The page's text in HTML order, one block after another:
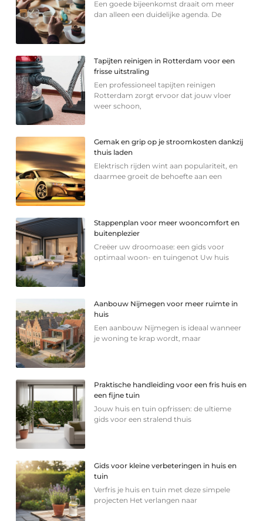
Een goede bijeenkomst draait om meer
dan alleen een duidelijke agenda. De
Tapijten reinigen in Rotterdam voor een
frisse uitstraling
Een professioneel tapijten reinigen
Rotterdam zorgt ervoor dat jouw vloer
weer schoon,
Gemak en grip op je stroomkosten dankzij
thuis laden
Elektrisch rijden wint aan populariteit, en
daarmee groeit de behoefte aan een
Stappenplan voor meer wooncomfort en
buitenplezier
Creëer uw droomoase: een gids voor
optimaal woon- en tuingenot Uw huis
Aanbouw Nijmegen voor meer ruimte in
huis
Een aanbouw Nijmegen is ideaal wanneer
je woning te krap wordt, maar
Praktische handleiding voor een fris huis en
een fijne tuin
Jouw huis en tuin opfrissen: de ultieme
gids voor een stralend thuis
Gids voor kleine verbeteringen in huis en
tuin
Verfris je huis en tuin met deze simpele
projecten Het verlangen naar